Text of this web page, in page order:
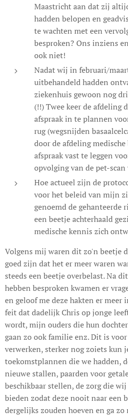
Maastricht aan dat zij
hadden belopen en
te wachten met een
besproken? Ons inziens
ook niet!
Nadat wij in februari/
uitbehandeld hadden
ziekenhuis gewoon nog
(!!) Twee keer de afdeling
afspraak in te plannen
rug (wegsnijden
door de afdeling
afspraak vast te leggen
opvolging van de pet-
Hoe actueel zijn de
voor het beleid van mijn
genoemd de
een beetje achterhaald
medische kennis zich
Volgens mij waren dit zo'n beetje
goed zijn dat het er meer waren
steeds een beetje overbelast. Na
hebben besproken kwamen er
en geloof me deze hakten er meer
feit dat dadelijk Chris op jonge
wordt, mijn ouders die hun
gaan zo ook familie enz. Dit is
verwerken, sterker nog zoiets kun
toekomstplannen die we hadden,
nieuwe stallen, paarden voor
beschikbaar stellen, de zorg die
bieden zodat deze nooit naar een
dergelijks zouden hoeven en ga